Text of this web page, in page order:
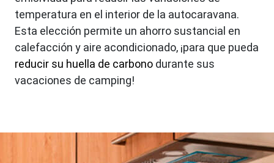
temperatura en el interior de la autocaravana.
Esta elección permite un ahorro sustancial en
calefacción y aire acondicionado, ¡para que pueda
reducir su huella de carbono durante sus
vacaciones de camping!